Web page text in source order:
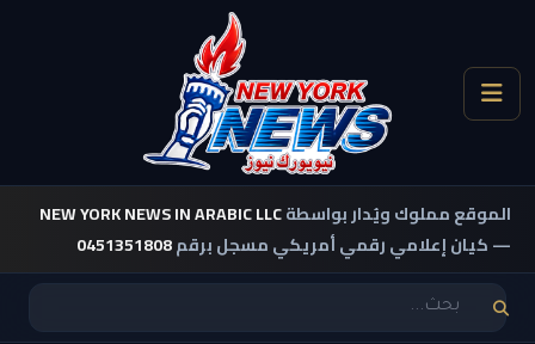
الموقع مملوك ويُدار بواسطةNEW YORK NEWS IN ARABIC LLC
— كيان إعلامي رقمي أمريكي مسجل برقم0451351808